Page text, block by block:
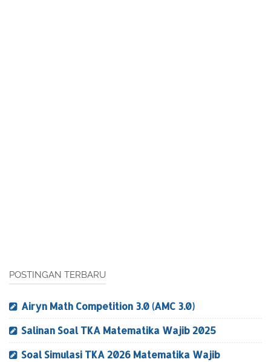
POSTINGAN TERBARU
Airyn Math Competition 3.0 (AMC 3.0)
Salinan Soal TKA Matematika Wajib 2025
Soal Simulasi TKA 2026 Matematika Wajib